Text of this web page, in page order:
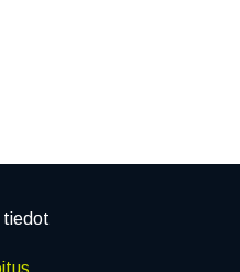
tiedot